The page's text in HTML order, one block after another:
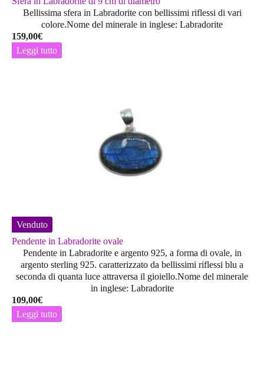
Bellissima sfera in Labradorite con bellissimi riflessi di vari
colore.Nome del minerale in inglese: Labradorite
159,00€
Leggi tutto
Venduto
Pendente in Labradorite ovale
Pendente in Labradorite e argento 925, a forma di ovale, in
argento sterling 925. caratterizzato da bellissimi riflessi blu a
seconda di quanta luce attraversa il gioiello.Nome del minerale
in inglese: Labradorite
109,00€
Leggi tutto